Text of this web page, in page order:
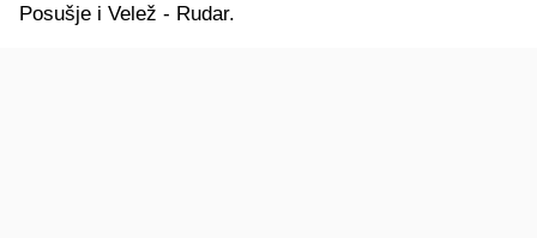
Posušje i Velež - Rudar.